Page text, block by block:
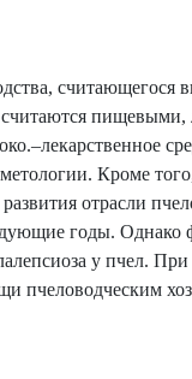
считающегося
Кроме
отрасли
годы. Однако
у пчел.
пчеловодческим